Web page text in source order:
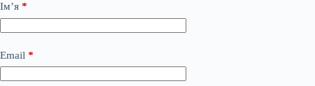
Ім’я *
Email *